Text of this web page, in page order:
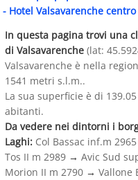
- Hotel Valsavarenche centro
In questa pagina trovi una
di Valsavarenche (lat:
Valsavarenche è nella
1541 metri s.l.m..
La sua superficie è di
abitanti.
Da vedere nei dintorni i
Laghi: Col Bassac inf.m 2965
Tos II m 2989 → Avic Sud
Morion II m 2790 → Vallone